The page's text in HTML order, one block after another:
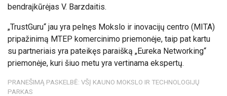
bendraįkūrėjas V. Barzdaitis.
„TrustGuru“ jau yra pelnęs Mokslo ir inovacijų centro (MITA)
pripažinimą MTEP komercinimo priemonėje, taip pat kartu
su partneriais yra pateikęs paraišką „Eureka Networking“
priemonėje, kuri šiuo metu yra vertinama ekspertų.
PRANEŠIMĄ PASKELBĖ: VŠĮ KAUNO MOKSLO IR TECHNOLOGIJŲ
PARKAS